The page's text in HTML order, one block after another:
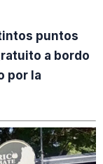
puntos
a bordo
por la